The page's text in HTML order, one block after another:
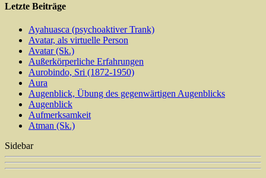
Letzte Beiträge
Ayahuasca (psychoaktiver Trank)
Avatar, als virtuelle Person
Avatar (Sk.)
Außerkörperliche Erfahrungen
Aurobindo, Sri (1872-1950)
Aura
Augenblick, Übung des gegenwärtigen Augenblicks
Augenblick
Aufmerksamkeit
Atman (Sk.)
Sidebar